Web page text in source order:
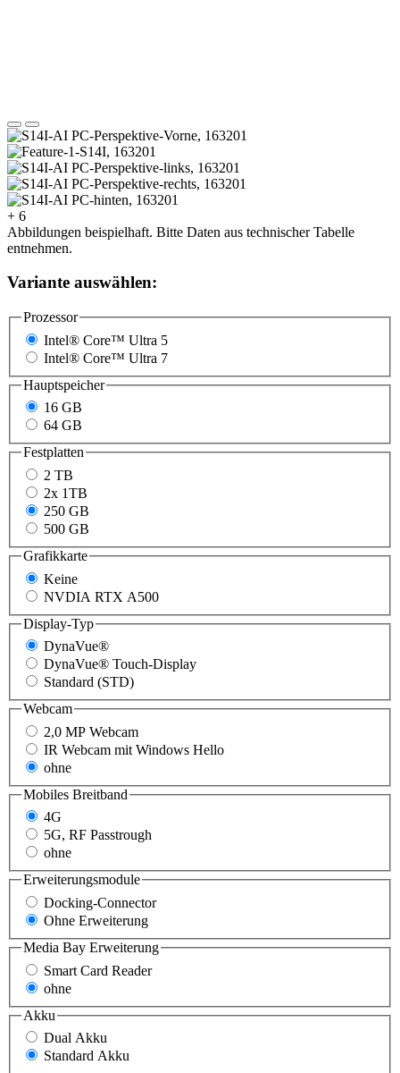
+ 6
Abbildungen beispielhaft. Bitte Daten aus technischer Tabelle
entnehmen.
Variante auswählen:
Prozessor
Intel® Core™ Ultra 5
Intel® Core™ Ultra 7
Hauptspeicher
16 GB
64 GB
Festplatten
2 TB
2x 1TB
250 GB
500 GB
Grafikkarte
Keine
NVDIA RTX A500
Display-Typ
DynaVue®
DynaVue® Touch-Display
Standard (STD)
Webcam
2,0 MP Webcam
IR Webcam mit Windows Hello
ohne
Mobiles Breitband
4G
5G, RF Passtrough
ohne
Erweiterungsmodule
Docking-Connector
Ohne Erweiterung
Media Bay Erweiterung
Smart Card Reader
ohne
Akku
Dual Akku
Standard Akku